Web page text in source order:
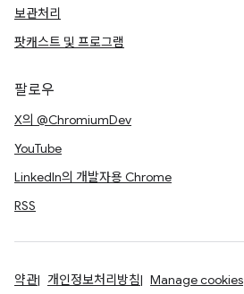
보관처리
팟캐스트 및 프로그램
팔로우
X의 @ChromiumDev
YouTube
LinkedIn의 개발자용 Chrome
RSS
약관 개인정보처리방침 Manage cookies